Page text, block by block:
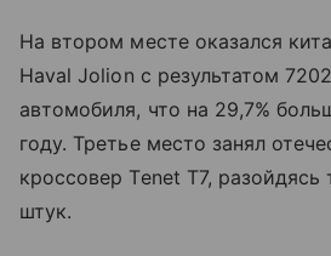
На втором месте оказался
Haval Jolion с результатом
автомобиля, что на 29,7%
году. Третье место занял
кроссовер Tenet T7,
штук.